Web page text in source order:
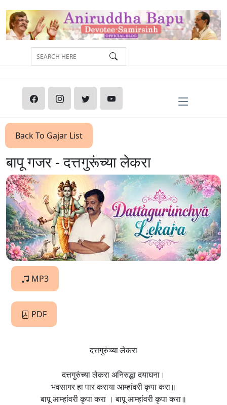
Back To Gajar List
बापू गजर - दत्तगुरूंच्या लेकरा
MP3
PDF
दत्तगुरुंच्या लेकरा
दत्तगुरुंच्या लेकरा अनिरुद्धा दयाघना।
भवसागर हा पार कराया आम्हांवरी कृपा करा॥
बापू आम्हांवरी कृपा करा । बापू आम्हांवरी कृपा करा॥